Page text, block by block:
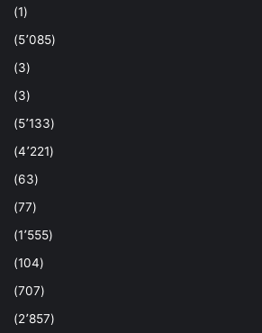
(1)
(5٬085)
(3)
(3)
(5٬133)
(4٬221)
(63)
(77)
(1٬555)
(104)
(707)
(2٬857)